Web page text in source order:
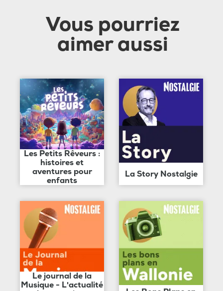
Vous pourriez
aimer aussi
Les Petits Rêveurs :
histoires et
aventures pour
enfants
La Story Nostalgie
Le journal de la
Musique - L'actualité